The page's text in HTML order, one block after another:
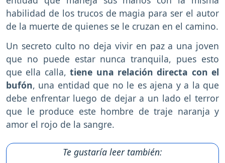
habilidad de los trucos de magia para ser el autor
de la muerte de quienes se le cruzan en el camino.
Un secreto culto no deja vivir en paz a una joven
que no puede estar nunca tranquila, pues esto
que ella calla, tiene una relación directa con el
bufón, una entidad que no le es ajena y a la que
debe enfrentar luego de dejar a un lado el terror
que le produce este hombre de traje naranja y
amor el rojo de la sangre.
Te gustaría leer también: